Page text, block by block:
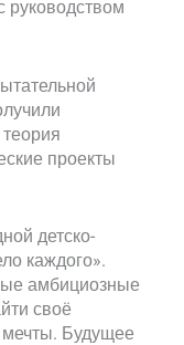
руководством
проекты
детско-
каждого».
амбициозные
своё
мечты. Будущее